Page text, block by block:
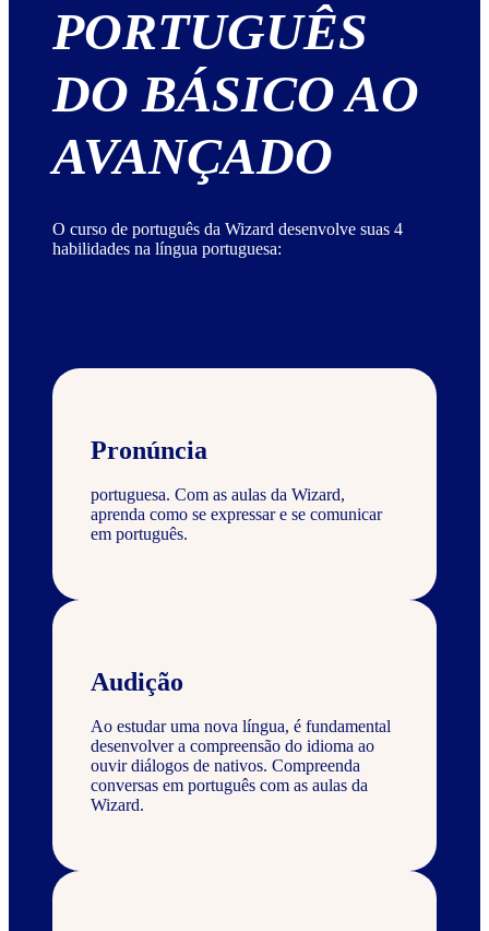
PORTUGUÊS
DO BÁSICO AO
AVANÇADO
O curso de português da Wizard desenvolve suas 4
habilidades na língua portuguesa:
Pronúncia
portuguesa. Com as aulas da Wizard,
aprenda como se expressar e se comunicar
em português.
Audição
Ao estudar uma nova língua, é fundamental
desenvolver a compreensão do idioma ao
ouvir diálogos de nativos. Compreenda
conversas em português com as aulas da
Wizard.